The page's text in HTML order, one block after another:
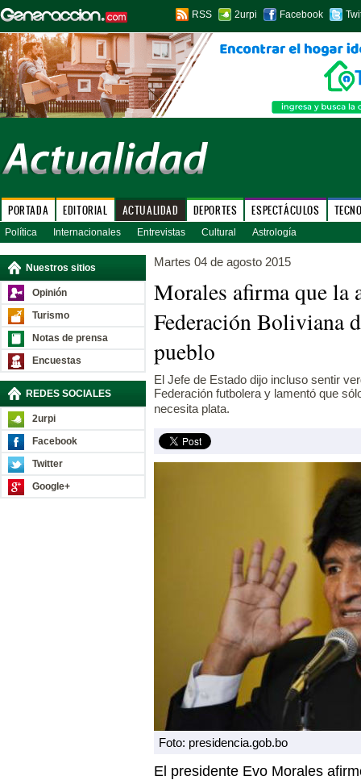
RSS 2urpi Facebook
PORTADA EDITORIAL ACTUALIDAD DEPORTES ESPECTÁCULOS
Política Internacionales Entrevistas Cultural Astrología
Nuestros sitios
Opinión
Turismo
Notas de prensa
Encuestas
REDES SOCIALES
2urpi
Facebook
Twitter
Google+
Martes 04 de agosto 2015
Morales afirma que la
Federación Boliviana
pueblo
El Jefe de Estado dijo incluso sentir
Federación futbolera y lamentó que
necesita plata.
Foto: presidencia.gob.bo
El presidente Evo Morales